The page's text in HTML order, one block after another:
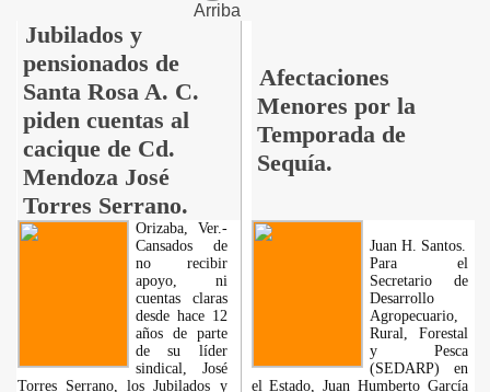
Arriba
Jubilados y
pensionados de
Santa Rosa A. C.
piden cuentas al
cacique de Cd.
Mendoza José
Torres Serrano.
Afectaciones
Menores por la
Temporada de
Sequía.
Orizaba, Ver.-
Cansados de
no recibir
apoyo, ni
cuentas claras
desde hace 12
años de parte
de su líder
sindical, José
Torres Serrano, los Jubilados y
Juan H. Santos.
Para el
Secretario de
Desarrollo
Agropecuario,
Rural, Forestal
y Pesca
(SEDARP) en
el Estado, Juan Humberto García